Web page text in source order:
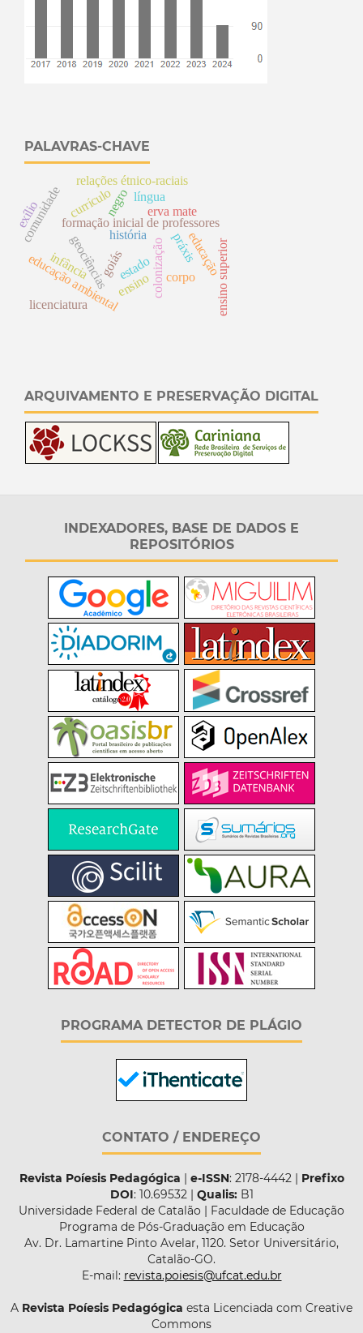
PALAVRAS-CHAVE
infância
história
corpo
formação inicial de professores
geociências
educação ambiental educação
comunidade
colonização
estado
negro
goiás ensino superior
relações étnico-raciais
licenciatura
ensino
currículo
exílio
práxis
erva mate
língua
ARQUIVAMENTO E PRESERVAÇÃO DIGITAL
INDEXADORES, BASE DE DADOS E
REPOSITÓRIOS
PROGRAMA DETECTOR DE PLÁGIO
CONTATO / ENDEREÇO
Revista Poíesis Pedagógica | e-ISSN: 2178-4442 | Prefixo
DOI: 10.69532 | Qualis:B1
Universidade Federal de Catalão | Faculdade de Educação
Programa de Pós-Graduação em Educação
Av. Dr. Lamartine Pinto Avelar, 1120. Setor Universitário,
Catalão-GO.
E-mail: revista.poiesis@ufcat.edu.br
A Revista Poíesis Pedagógica esta Licenciada com Creative
Commons